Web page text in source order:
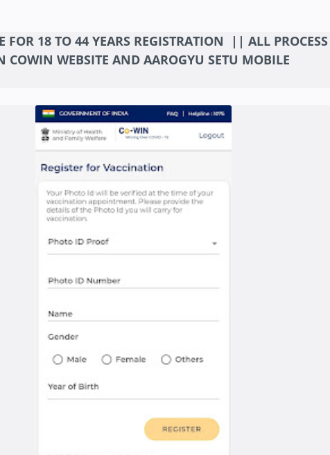
FOR 18 TO 44 YEARS REGISTRATION || ALL
COWIN WEBSITE AND AAROGYU SETU MOBILE